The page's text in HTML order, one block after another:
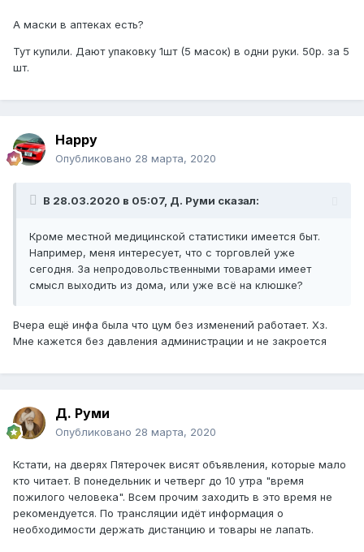
А маски в аптеках есть?
Тут купили. Дают упаковку 1шт (5 масок) в одни руки. 50р. за 5
шт.
Happy
Опубликовано 28 марта, 2020
В 28.03.2020 в 05:07, Д. Руми сказал:
Кроме местной медицинской статистики имеется быт.
Например, меня интересует, что с торговлей уже
сегодня. За непродовольственными товарами имеет
смысл выходить из дома, или уже всё на клюшке?
Вчера ещё инфа была что цум без изменений работает. Хз.
Мне кажется без давления администрации и не закроется
Д. Руми
Опубликовано 28 марта, 2020
Кстати, на дверях Пятерочек висят объявления, которые мало
кто читает. В понедельник и четверг до 10 утра "время
пожилого человека". Всем прочим заходить в это время не
рекомендуется. По трансляции идёт информация о
необходимости держать дистанцию и товары не лапать.